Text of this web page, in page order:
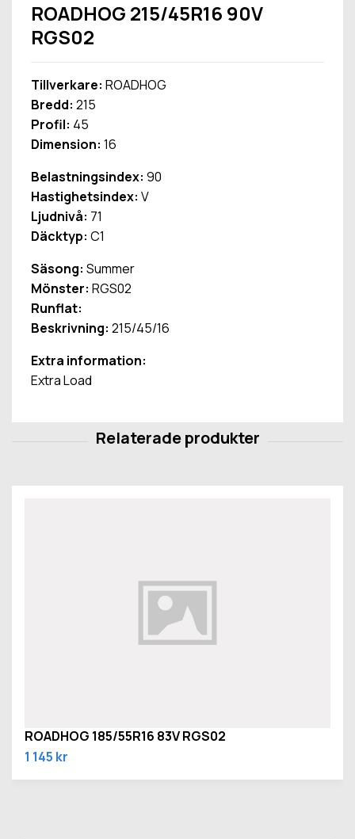
ROADHOG 215/45R16 90V
RGS02
Tillverkare: ROADHOG
Bredd: 215
Profil: 45
Dimension: 16
Belastningsindex: 90
Hastighetsindex: V
Ljudnivå: 71
Däcktyp: C1
Säsong: Summer
Mönster: RGS02
Runflat:
Beskrivning: 215/45/16
Extra information:
Extra Load
ROADHOG 185/55R16 83V RGS02
1 145 kr